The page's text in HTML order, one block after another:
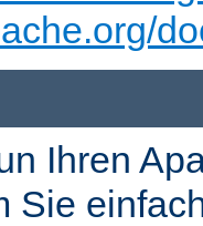
Ihren
Sie